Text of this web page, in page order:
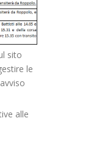
sito
le
alle